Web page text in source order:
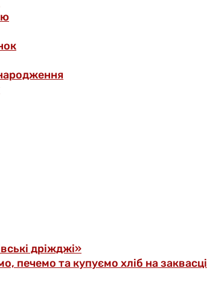
дріжджі»
печемо та купуємо хліб на заквасці